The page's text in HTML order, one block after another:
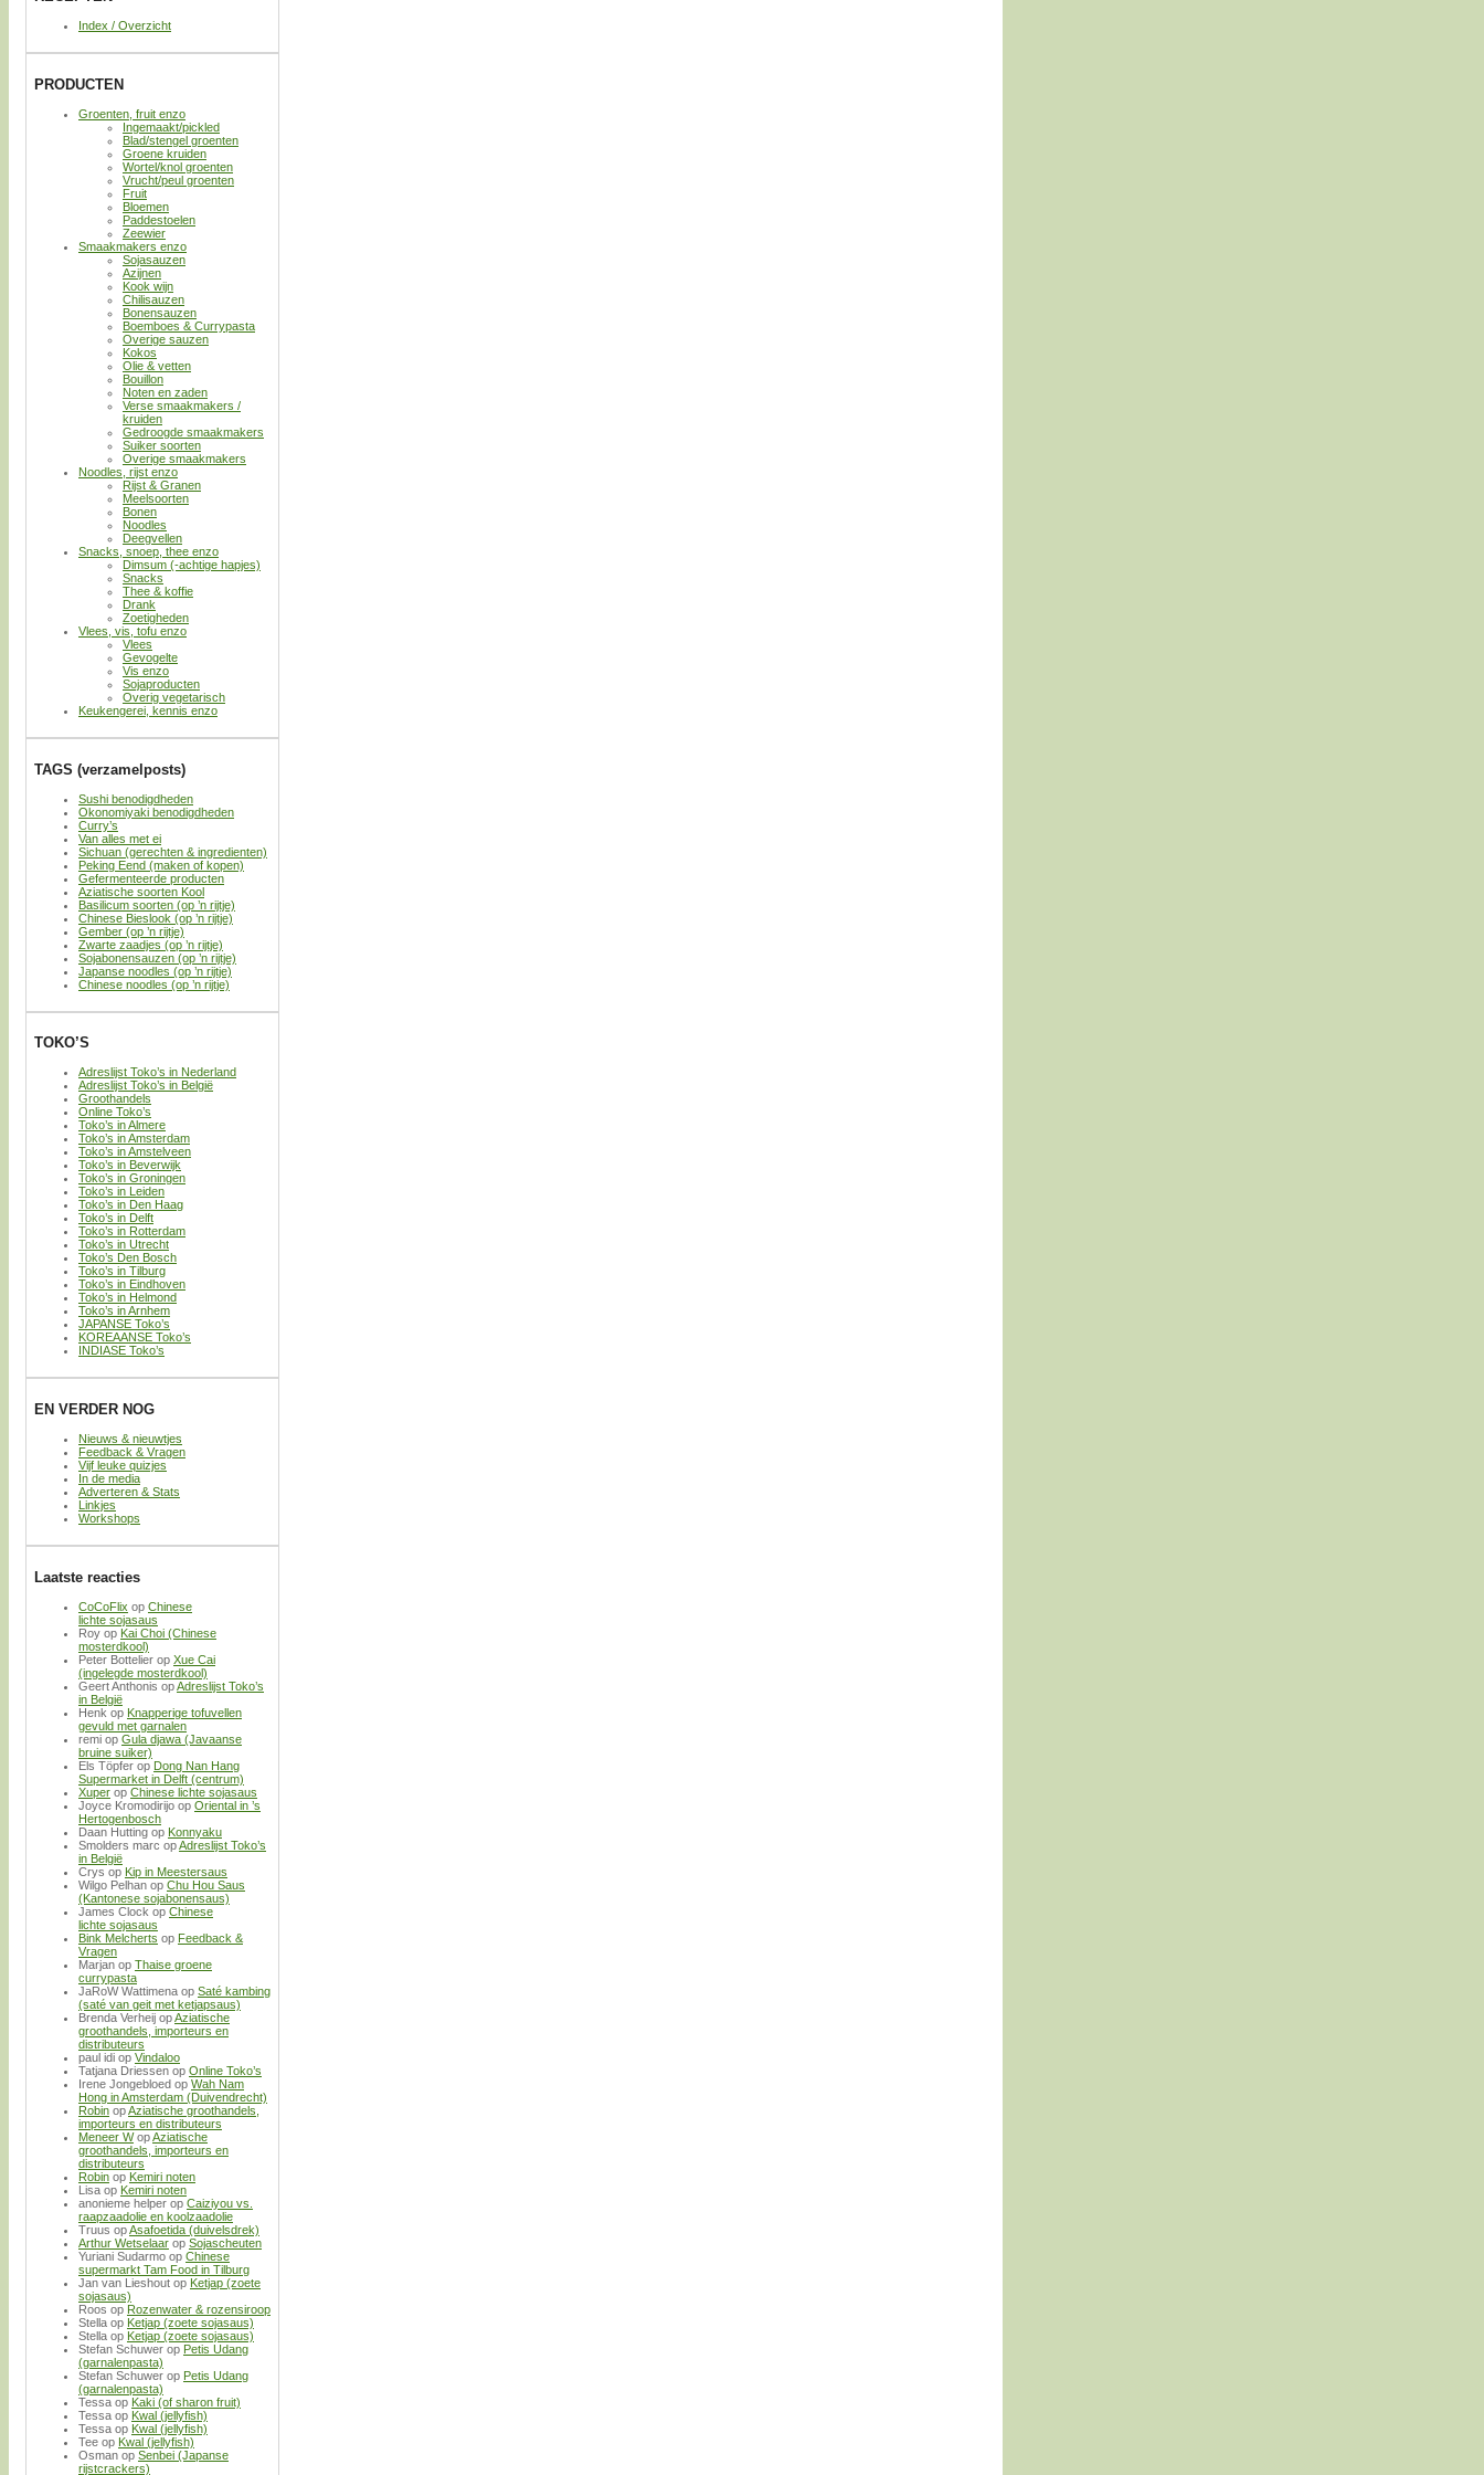
Index / Overzicht
PRODUCTEN
Groenten, fruit enzo
Ingemaakt/pickled
Blad/stengel groenten
Groene kruiden
Wortel/knol groenten
Vrucht/peul groenten
Fruit
Bloemen
Paddestoelen
Zeewier
Smaakmakers enzo
Sojasauzen
Azijnen
Kook wijn
Chilisauzen
Bonensauzen
Boemboes & Currypasta
Overige sauzen
Kokos
Olie & vetten
Bouillon
Noten en zaden
Verse smaakmakers /
kruiden
Gedroogde smaakmakers
Suiker soorten
Overige smaakmakers
Noodles, rijst enzo
Rijst & Granen
Meelsoorten
Bonen
Noodles
Deegvellen
Snacks, snoep, thee enzo
Dimsum (-achtige hapjes)
Snacks
Thee & koffie
Drank
Zoetigheden
Vlees, vis, tofu enzo
Vlees
Gevogelte
Vis enzo
Sojaproducten
Overig vegetarisch
Keukengerei, kennis enzo
TAGS (verzamelposts)
Sushi benodigdheden
Okonomiyaki benodigdheden
Curry’s
Van alles met ei
Sichuan (gerechten & ingredienten)
Peking Eend (maken of kopen)
Gefermenteerde producten
Aziatische soorten Kool
Basilicum soorten (op ’n rijtje)
Chinese Bieslook (op ’n rijtje)
Gember (op ’n rijtje)
Zwarte zaadjes (op ’n rijtje)
Sojabonensauzen (op ’n rijtje)
Japanse noodles (op ’n rijtje)
Chinese noodles (op ’n rijtje)
TOKO’S
Adreslijst Toko’s in Nederland
Adreslijst Toko’s in België
Groothandels
Online Toko’s
Toko’s in Almere
Toko’s in Amsterdam
Toko’s in Amstelveen
Toko’s in Beverwijk
Toko’s in Groningen
Toko’s in Leiden
Toko’s in Den Haag
Toko’s in Delft
Toko’s in Rotterdam
Toko’s in Utrecht
Toko’s Den Bosch
Toko’s in Tilburg
Toko’s in Eindhoven
Toko’s in Helmond
Toko’s in Arnhem
JAPANSE Toko’s
KOREAANSE Toko’s
INDIASE Toko’s
EN VERDER NOG
Nieuws & nieuwtjes
Feedback & Vragen
Vijf leuke quizjes
In de media
Adverteren & Stats
Linkjes
Workshops
Laatste reacties
CoCoFlix op Chinese
lichte sojasaus
Roy op Kai Choi (Chinese
mosterdkool)
Peter Bottelier op Xue Cai
(ingelegde mosterdkool)
Geert Anthonis opAdreslijst Toko’s
in België
Henk op Knapperige tofuvellen
gevuld met garnalen
remi op Gula djawa (Javaanse
bruine suiker)
Els Töpfer op Dong Nan Hang
Supermarket in Delft (centrum)
Xuper op Chinese lichte sojasaus
Joyce Kromodirijo op Oriental in ’s
Hertogenbosch
Daan Hutting op Konnyaku
Smolders marc opAdreslijst Toko’s
in België
Crys op Kip in Meestersaus
Wilgo Pelhan op Chu Hou Saus
(Kantonese sojabonensaus)
James Clock op Chinese
lichte sojasaus
Bink Melcherts op Feedback &
Vragen
Marjan op Thaise groene
currypasta
JaRoW Wattimena op Saté kambing
(saté van geit met ketjapsaus)
Brenda Verheij opAziatische
groothandels, importeurs en
distributeurs
paul idi op Vindaloo
Tatjana Driessen op Online Toko’s
Irene Jongebloed op Wah Nam
Hong in Amsterdam (Duivendrecht)
Robin opAziatische groothandels,
importeurs en distributeurs
Meneer WopAziatische
groothandels, importeurs en
distributeurs
Robin op Kemiri noten
Lisa op Kemiri noten
anonieme helper op Caiziyou vs.
raapzaadolie en koolzaadolie
Truus opAsafoetida (duivelsdrek)
Arthur Wetselaar op Sojascheuten
Yuriani Sudarmo op Chinese
supermarkt Tam Food in Tilburg
Jan van Lieshout op Ketjap (zoete
sojasaus)
Roos op Rozenwater & rozensiroop
Stella op Ketjap (zoete sojasaus)
Stella op Ketjap (zoete sojasaus)
Stefan Schuwer op Petis Udang
(garnalenpasta)
Stefan Schuwer op Petis Udang
(garnalenpasta)
Tessa op Kaki (of sharon fruit)
Tessa op Kwal (jellyfish)
Tessa op Kwal (jellyfish)
Tee op Kwal (jellyfish)
Osman op Senbei (Japanse
rijstcrackers)